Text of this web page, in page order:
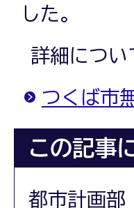
した。
詳細につい
つくば市
この記事
都市計画